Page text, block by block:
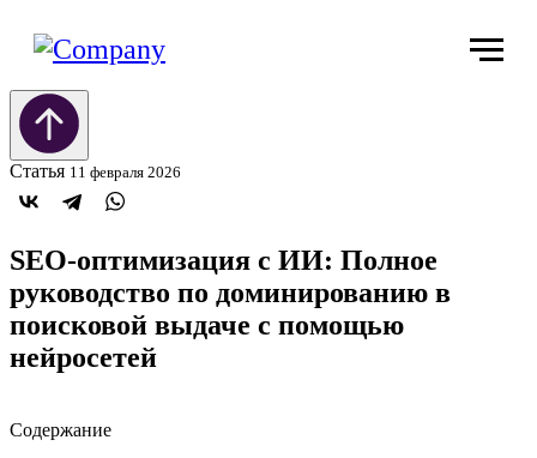
Статья 11 февраля 2026
SEO-оптимизация с ИИ: Полное
руководство по доминированию в
поисковой выдаче с помощью
нейросетей
Содержание